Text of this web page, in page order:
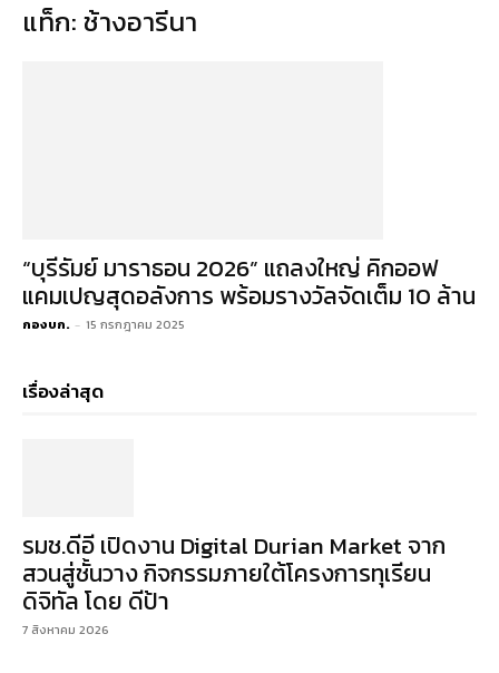
แท็ก: ช้างอารีนา
“บุรีรัมย์ มาราธอน 2026” แถลงใหญ่ คิกออฟ
แคมเปญสุดอลังการ พร้อมรางวัลจัดเต็ม 10 ล้าน
กองบก. - 15 กรกฎาคม 2025
เรื่องล่าสุด
รมช.ดีอี เปิดงาน Digital Durian Market จาก
สวนสู่ชั้นวาง กิจกรรมภายใต้โครงการทุเรียน
ดิจิทัล โดย ดีป้า
7 สิงหาคม 2026